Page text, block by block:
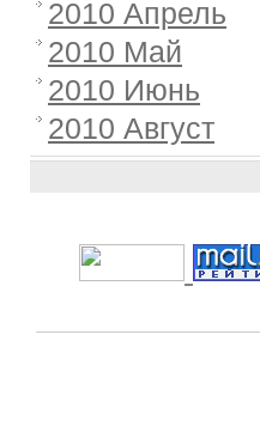
2010 Апрель
2010 Май
2010 Июнь
2010 Август